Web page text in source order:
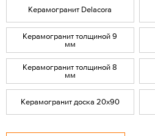
Керамогранит Delacora
Керамогранит толщиной 9
мм
Керамогранит толщиной 8
мм
Керамогранит доска 20х90